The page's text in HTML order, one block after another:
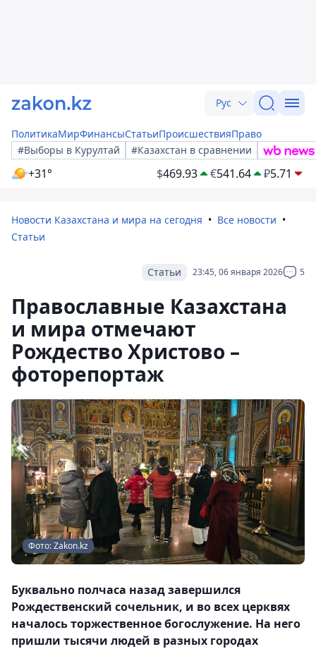
Рус
ПолитикаМирФинансыСтатьиПроисшествияПраво
#Выборы в Курултай
#Казахстан в сравнении
+31° $469.93 €541.64 ₽5.71
Новости Казахстана и мира на сегодня
Все новости
Статьи
23:45, 06 января 2026 5
Статьи
Православные Казахстана
и мира отмечают
Рождество Христово –
фоторепортаж
Фото: Zakon.kz
Буквально полчаса назад завершился
Рождественский сочельник, и во всех церквях
началось торжественное богослужение. На него
пришли тысячи людей в разных городах